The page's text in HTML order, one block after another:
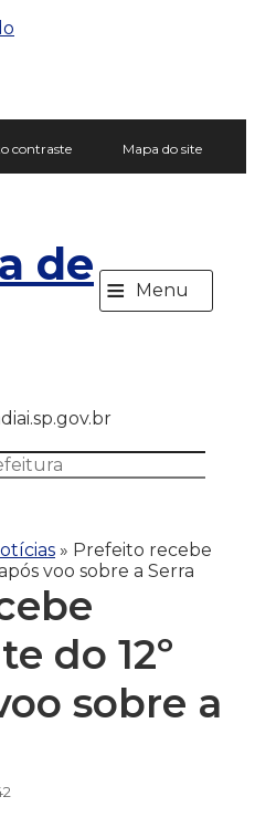
contraste Mapa do site
de ≡ Menu
» Prefeito recebe
voo sobre a Serra
do 12º
sobre a